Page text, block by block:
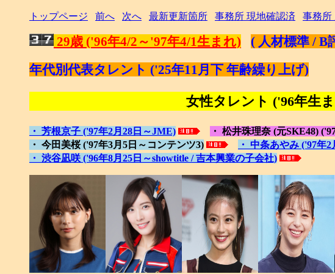
トップページ 前へ 次へ 最新更新箇所 事務所 現地確認済 事務所
29歳 ('96年4/2～'97年4/1生まれ)
( 人材標準 / B
年代別代表タレント ('25年11月下 年齢繰り上げ)
女性タレント ('96年生
・ 芳根京子 ('97年2月28日～JME)
・ 松井珠理奈 (元SKE48)
・ 今田美桜 ('97年3月5日～コンテンツ3)
・ 中条あやみ ('97年
・ 渋谷凪咲 ('96年8月25日～showtitle / 吉本興業の子会社)